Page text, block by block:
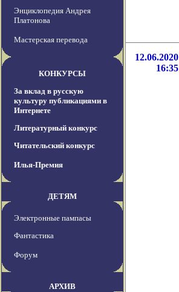
Энциклопедия Андрея
Платонова
Мастерская перевода
КОНКУРСЫ
За вклад в русскую
культуру публикациями в
Интернете
Литературный конкурс
Читательский конкурс
Илья-Премия
ДЕТЯМ
Электронные пампасы
Фантастика
Форум
АРХИВ
12.06.2020
16:35